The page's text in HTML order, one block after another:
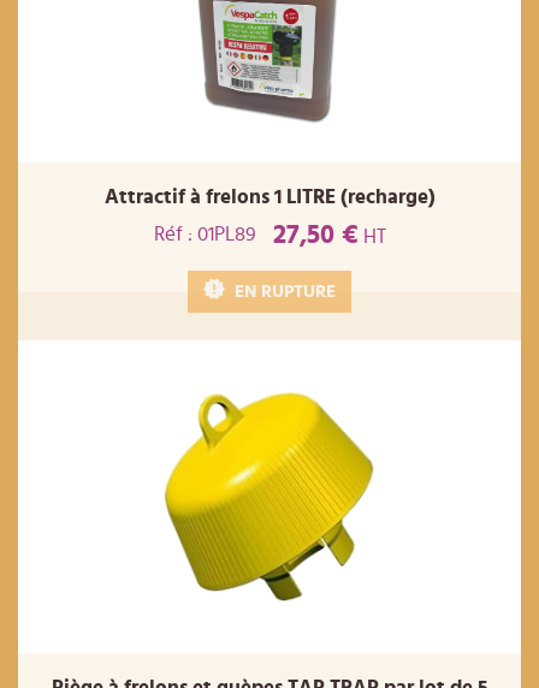
Attractif à frelons 1 LITRE (recharge)
Réf : 01PL89
27,50 € HT
EN RUPTURE